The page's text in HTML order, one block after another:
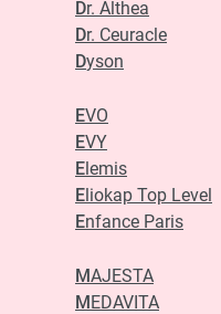
Dr. Althea
Dr. Ceuracle
Dyson
EVO
EVY
Elemis
Eliokap Top Level
Enfance Paris
MAJESTA
MEDAVITA